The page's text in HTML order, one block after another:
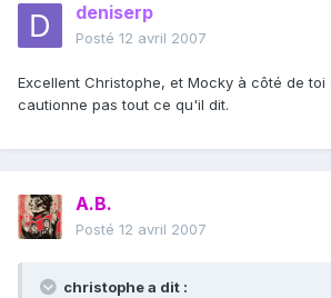
deniserp
Posté 12 avril 2007
Excellent Christophe, et Mocky à côté de
cautionne pas tout ce qu'il dit.
A.B.
Posté 12 avril 2007
christophe a dit :